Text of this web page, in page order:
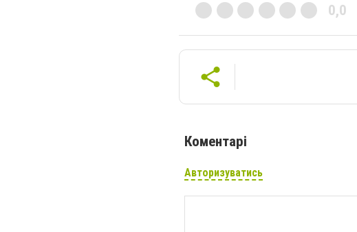
0,0
Коментарі
Авторизуватись